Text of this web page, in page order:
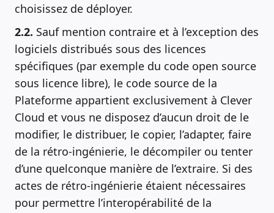
choisissez de déployer.
2.2. Sauf mention contraire et à l’exception des
logiciels distribués sous des licences
spécifiques (par exemple du code open source
sous licence libre), le code source de la
Plateforme appartient exclusivement à Clever
Cloud et vous ne disposez d’aucun droit de le
modifier, le distribuer, le copier, l’adapter, faire
de la rétro-ingénierie, le décompiler ou tenter
d’une quelconque manière de l’extraire. Si des
actes de rétro-ingénierie étaient nécessaires
pour permettre l’interopérabilité de la